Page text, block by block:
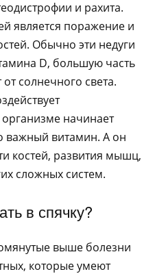
и рахита.
является поражение и
Обычно эти недуги
D, большую часть
солнечного света.
начинает
важный витамин. А он
костей, развития мышц,
сложных систем.
в спячку?
выше болезни
которые умеют